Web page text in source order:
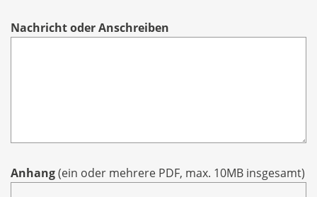
Nachricht oder Anschreiben
Anhang(ein oder mehrere PDF, max. 10MB insgesamt)